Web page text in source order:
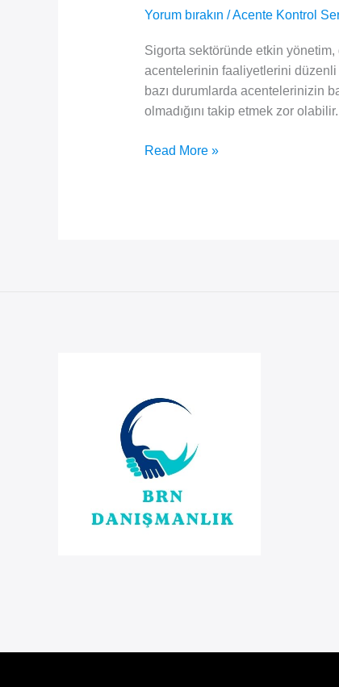
Yorum bırakın /Acente Kontrol
Sigorta sektöründe etkin yönetim,
acentelerinin faaliyetlerini düzenli
bazı durumlarda acentelerinizin
olmadığını takip etmek zor
Acente
Read More »